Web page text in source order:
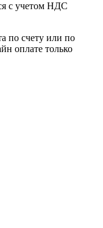
с учетом НДС
по счету или по
оплате только